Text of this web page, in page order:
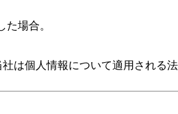
場合。
個人情報について適用される